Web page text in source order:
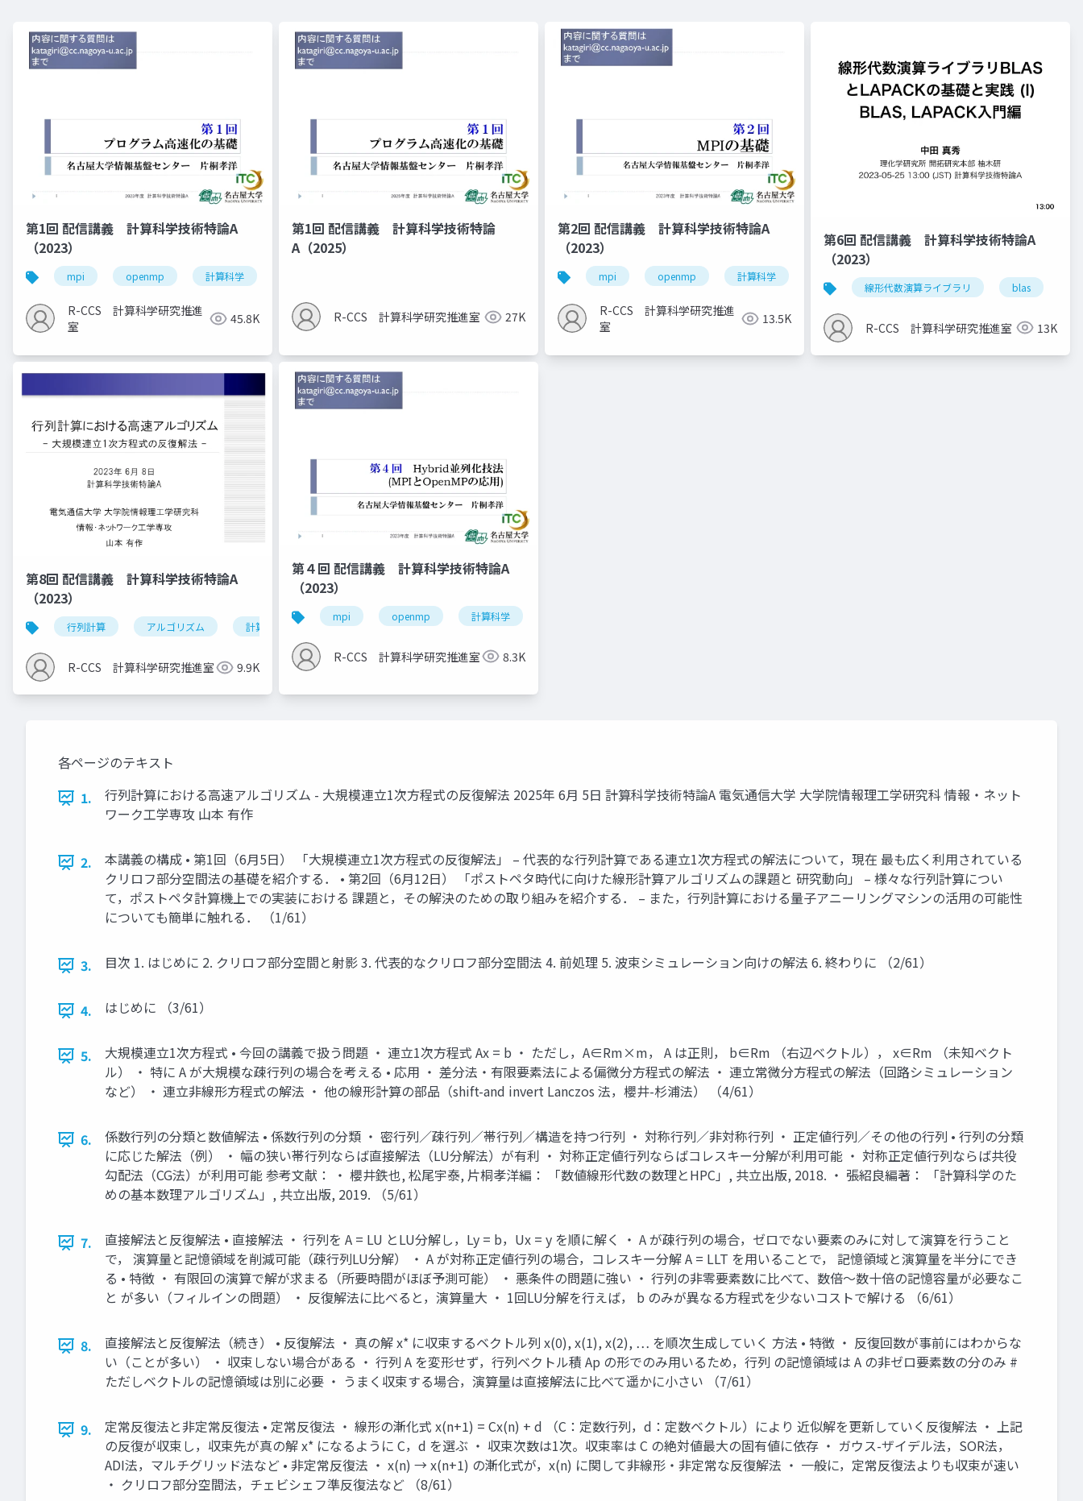
第1回 配信講義 計算科学技術特論A
（2023）
mpi openmp 計算科学
R-CCS 計算科学研究推進
室
45.8K
第1回 配信講義 計算科学技術特論
A（2025）
R-CCS 計算科学研究推進室 27K
第2回 配信講義 計算科学技術特論A
（2023）
mpi openmp 計算科学 高性能計算技術
R-CCS 計算科学研究推進
室
13.5K
第6回 配信講義 計算科学技術特論A
（2023）
線形代数演算ライブラリ blas
R-CCS 計算科学研究推進室 13K
第8回 配信講義 計算科学技術特論A
（2023）
行列計算 アルゴリズム 計算科学技術
R-CCS 計算科学研究推進室 9.9K
第４回 配信講義 計算科学技術特論A
（2023）
mpi openmp 計算科学
R-CCS 計算科学研究推進室 8.3K
各ページのテキスト
1.
行列計算における高速アルゴリズム - 大規模連立1次方程式の反復解法 2025年 6月 5日 計算科学技術特論A 電気通信大学 大学院情報理工学研究科 情報・ネット
ワーク工学専攻 山本 有作
2.
本講義の構成 • 第1回（6月5日） 「大規模連立1次方程式の反復解法」 – 代表的な行列計算である連立1次方程式の解法について，現在 最も広く利用されている
クリロフ部分空間法の基礎を紹介する． • 第2回（6月12日） 「ポストペタ時代に向けた線形計算アルゴリズムの課題と 研究動向」 – 様々な行列計算につい
て，ポストペタ計算機上での実装における 課題と，その解決のための取り組みを紹介する． – また，行列計算における量子アニーリングマシンの活用の可能性
についても簡単に触れる． （1/61）
3. 目次 1. はじめに 2. クリロフ部分空間と射影 3. 代表的なクリロフ部分空間法 4. 前処理 5. 波束シミュレーション向けの解法 6. 終わりに （2/61）
4. はじめに （3/61）
5.
大規模連立1次方程式 • 今回の講義で扱う問題 ・ 連立1次方程式 Ax = b ・ ただし，A∈Rm×m， A は正則， b∈Rm （右辺ベクトル）， x∈Rm （未知ベクト
ル） ・ 特に A が大規模な疎行列の場合を考える • 応用 ・ 差分法・有限要素法による偏微分方程式の解法 ・ 連立常微分方程式の解法（回路シミュレーション
など） ・ 連立非線形方程式の解法 ・ 他の線形計算の部品（shift-and invert Lanczos 法，櫻井-杉浦法） （4/61）
6.
係数行列の分類と数値解法 • 係数行列の分類 ・ 密行列／疎行列／帯行列／構造を持つ行列 ・ 対称行列／非対称行列 ・ 正定値行列／その他の行列 • 行列の分類
に応じた解法（例） ・ 幅の狭い帯行列ならば直接解法（LU分解法）が有利 ・ 対称正定値行列ならばコレスキー分解が利用可能 ・ 対称正定値行列ならば共役
勾配法（CG法）が利用可能 参考文献： ・ 櫻井鉄也, 松尾宇泰, 片桐孝洋編： 「数値線形代数の数理とHPC」, 共立出版, 2018. ・ 張紹良編著： 「計算科学のた
めの基本数理アルゴリズム」, 共立出版, 2019. （5/61）
7.
直接解法と反復解法 • 直接解法 ・ 行列を A = LU とLU分解し，Ly = b，Ux = y を順に解く ・ A が疎行列の場合，ゼロでない要素のみに対して演算を行うこと
で， 演算量と記憶領域を削減可能（疎行列LU分解） ・ A が対称正定値行列の場合，コレスキー分解 A = LLT を用いることで， 記憶領域と演算量を半分にでき
る • 特徴 ・ 有限回の演算で解が求まる（所要時間がほぼ予測可能） ・ 悪条件の問題に強い ・ 行列の非零要素数に比べて、数倍～数十倍の記憶容量が必要なこ
と が多い（フィルインの問題） ・ 反復解法に比べると，演算量大 ・ 1回LU分解を行えば， b のみが異なる方程式を少ないコストで解ける （6/61）
8.
直接解法と反復解法（続き） • 反復解法 ・ 真の解 x* に収束するベクトル列 x(0), x(1), x(2), … を順次生成していく 方法 • 特徴 ・ 反復回数が事前にはわからな
い（ことが多い） ・ 収束しない場合がある ・ 行列 A を変形せず，行列ベクトル積 Ap の形でのみ用いるため，行列 の記憶領域は A の非ゼロ要素数の分のみ #
ただしベクトルの記憶領域は別に必要 ・ うまく収束する場合，演算量は直接解法に比べて遥かに小さい （7/61）
9.
定常反復法と非定常反復法 • 定常反復法 ・ 線形の漸化式 x(n+1) = Cx(n) + d （C：定数行列，d：定数ベクトル）により 近似解を更新していく反復解法 ・ 上記
の反復が収束し，収束先が真の解 x* になるように C，d を選ぶ ・ 収束次数は1次。収束率は C の絶対値最大の固有値に依存 ・ ガウス-ザイデル法，SOR法，
ADI法，マルチグリッド法など • 非定常反復法 ・ x(n) → x(n+1) の漸化式が，x(n) に関して非線形・非定常な反復解法 ・ 一般に，定常反復法よりも収束が速い
・ クリロフ部分空間法，チェビシェフ準反復法など （8/61）